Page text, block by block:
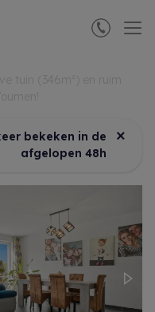
gaan
bekeken in de
afgelopen 48h
×